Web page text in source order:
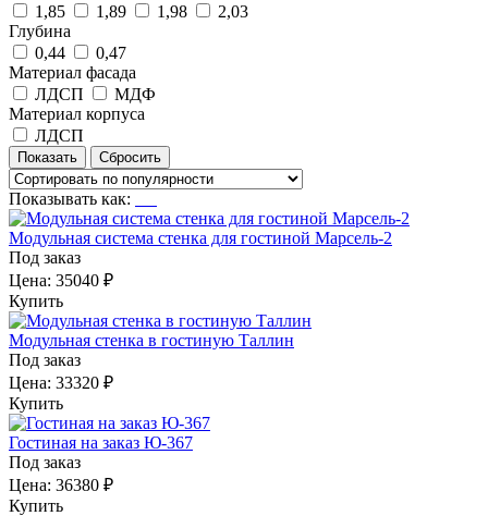
1,85
1,89 1,98
2,03
Глубина
0,44
0,47
Материал фасада
ЛДСП
МДФ
Материал корпуса
ЛДСП
Показывать как:
Модульная система стенка для гостиной Марсель-2
Под заказ
Цена: 35040 ₽
Купить
Модульная стенка в гостиную Таллин
Под заказ
Цена: 33320 ₽
Купить
Гостиная на заказ Ю-367
Под заказ
Цена: 36380 ₽
Купить